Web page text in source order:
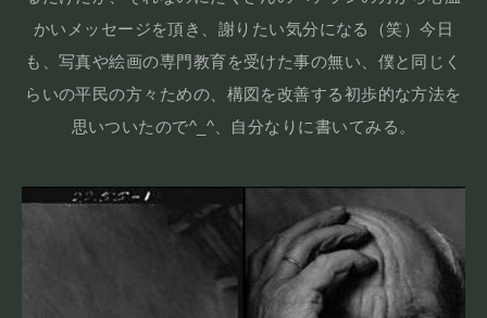
かいメッセージを頂き、謝りたい気分になる（笑）今日
も、写真や絵画の専門教育を受けた事の無い、僕と同じく
らいの平民の方々ための、構図を改善する初歩的な方法を
思いついたので^_^、自分なりに書いてみる。